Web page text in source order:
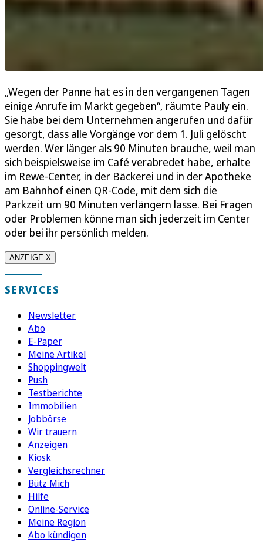
„Wegen der Panne hat es in den vergangenen Tagen
einige Anrufe im Markt gegeben“, räumte Pauly ein.
Sie habe bei dem Unternehmen angerufen und dafür
gesorgt, dass alle Vorgänge vor dem 1. Juli gelöscht
werden. Wer länger als 90 Minuten brauche, weil man
sich beispielsweise im Café verabredet habe, erhalte
im Rewe-Center, in der Bäckerei und in der Apotheke
am Bahnhof einen QR-Code, mit dem sich die
Parkzeit um 90 Minuten verlängern lasse. Bei Fragen
oder Problemen könne man sich jederzeit im Center
oder bei ihr persönlich melden.
ANZEIGE X
SERVICES
Newsletter
Abo
E-Paper
Meine Artikel
Shoppingwelt
Push
Testberichte
Immobilien
Jobbörse
Wir trauern
Anzeigen
Kiosk
Vergleichsrechner
Bütz Mich
Hilfe
Online-Service
Meine Region
Abo kündigen